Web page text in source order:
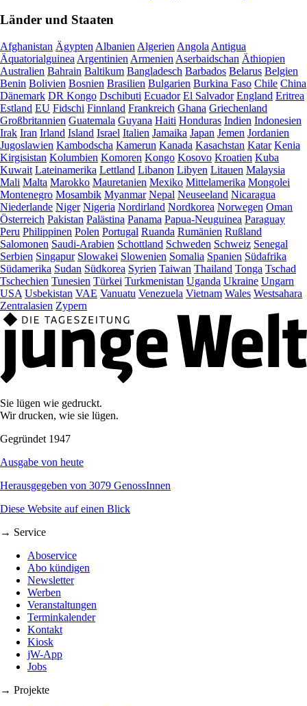
Länder und Staaten
Afghanistan Ägypten Albanien Algerien Angola Antigua
Äquatorialguinea Argentinien Armenien Aserbaidschan Äthiopien
Australien Bahrain Baltikum Bangladesch Barbados Belarus Belgien
Benin Bolivien Bosnien Brasilien Bulgarien Burkina Faso Chile China
Dänemark DR Kongo Dschibuti Ecuador El Salvador England Eritrea
Estland EU Fidschi Finnland Frankreich Ghana Griechenland
Großbritannien Guatemala Guyana Haiti Honduras Indien Indonesien
Irak Iran Irland Island Israel Italien Jamaika Japan Jemen Jordanien
Jugoslawien Kambodscha Kamerun Kanada Kasachstan Katar Kenia
Kirgisistan Kolumbien Komoren Kongo Kosovo Kroatien Kuba
Kuwait Lateinamerika Lettland Libanon Libyen Litauen Malaysia
Mali Malta Marokko Mauretanien Mexiko Mittelamerika Mongolei
Montenegro Mosambik Myanmar Nepal Neuseeland Nicaragua
Niederlande Niger Nigeria Nordirland Nordkorea Norwegen Oman
Österreich Pakistan Palästina Panama Papua-Neuguinea Paraguay
Peru Philippinen Polen Portugal Ruanda Rumänien Rußland
Salomonen Saudi-Arabien Schottland Schweden Schweiz Senegal
Serbien Singapur Slowakei Slowenien Somalia Spanien Südafrika
Südamerika Sudan Südkorea Syrien Taiwan Thailand Tonga Tschad
Tschechien Tunesien Türkei Turkmenistan Uganda Ukraine Ungarn
USA Usbekistan VAE Vanuatu Venezuela Vietnam Wales Westsahara
Zentralasien Zypern
Sie lügen wie gedruckt.
Wir drucken, wie sie lügen.
Gegründet 1947
Ausgabe von heute
Herausgegeben von 3079 GenossInnen
Diese Website auf einen Blick
→ Service
Aboservice
Abo kündigen
Newsletter
Werben
Veranstaltungen
Terminkalender
Kontakt
Kiosk
jW-App
Jobs
→ Projekte